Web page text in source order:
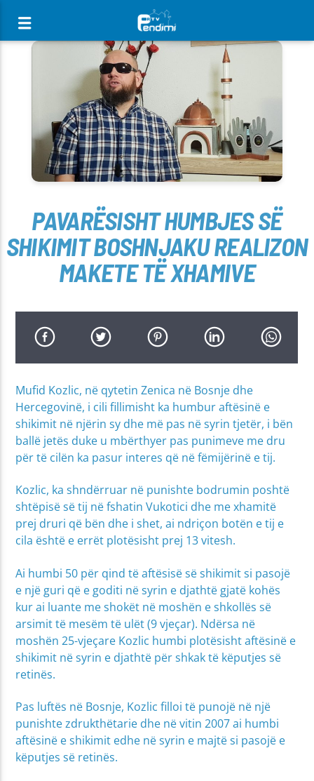
[There are no radio stations in the database]
PAVARËSISHT HUMBJES SË
SHIKIMIT BOSHNJAKU REALIZON
MAKETE TË XHAMIVE
Mufid Kozlic, në qytetin Zenica në Bosnje dhe
Hercegovinë, i cili fillimisht ka humbur aftësinë e
shikimit në njërin sy dhe më pas në syrin tjetër, i bën
ballë jetës duke u mbërthyer pas punimeve me dru
për të cilën ka pasur interes që në fëmijërinë e tij.
Kozlic, ka shndërruar në punishte bodrumin poshtë
shtëpisë së tij në fshatin Vukotici dhe me xhamitë
prej druri që bën dhe i shet, ai ndriçon botën e tij e
cila është e errët plotësisht prej 13 vitesh.
Ai humbi 50 për qind të aftësisë së shikimit si pasojë
e një guri që e goditi në syrin e djathtë gjatë kohës
kur ai luante me shokët në moshën e shkollës së
arsimit të mesëm të ulët (9 vjeçar). Ndërsa në
moshën 25-vjeçare Kozlic humbi plotësisht aftësinë e
shikimit në syrin e djathtë për shkak të këputjes së
retinës.
Pas luftës në Bosnje, Kozlic filloi të punojë në një
punishte zdrukthëtarie dhe në vitin 2007 ai humbi
aftësinë e shikimit edhe në syrin e majtë si pasojë e
këputjes së retinës.